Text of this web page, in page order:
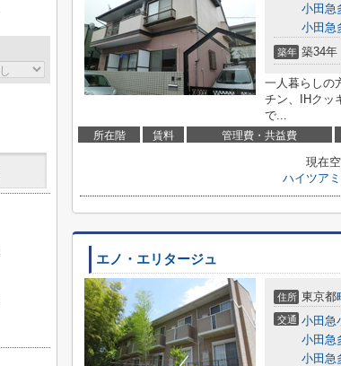
小田急
小田急
築年 築34年
一人暮らしの
チン、IHクッ
で...
所在階 賃料 管理費・共益費
現在
ハイツア
エノ・エリタージュ
住所 東京都
交通 小田急
小田急
小田急